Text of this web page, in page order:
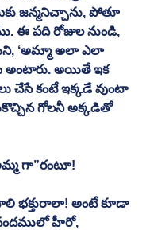
జన్మనిచ్చాను, పోతూ
ఈ పది రోజుల నుండి,
‘అమ్మా అలా ఎలా
అంటారు. అయితే ఇక
చేసే కంటే ఇక్కడే వుంటా
గోలనీ అక్కడితో
గా”రంటూ!
భక్తురాలా! అంటే కూడా
హీరో,